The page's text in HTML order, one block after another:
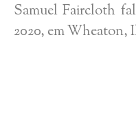
Samuel Faircloth
2020, em Wheaton,